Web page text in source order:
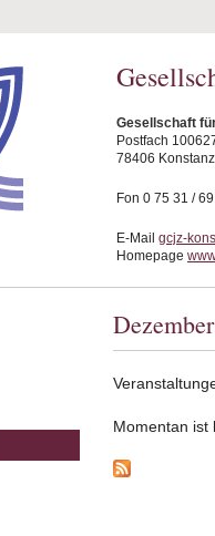
Gesellschaft
Postfach
78406 Konstanz
Fon 0 75 31 /
E-Mail gcjz-
Homepage
Momentan ist